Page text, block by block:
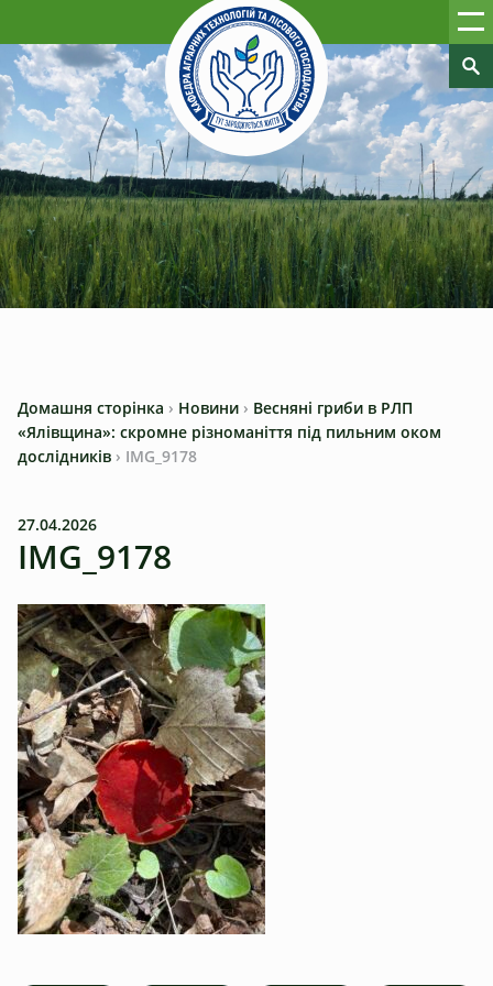
Домашня сторінка › Новини › Весняні гриби в РЛП
«Ялівщина»: скромне різноманіття під пильним оком
дослідників › IMG_9178
27.04.2026
IMG_9178